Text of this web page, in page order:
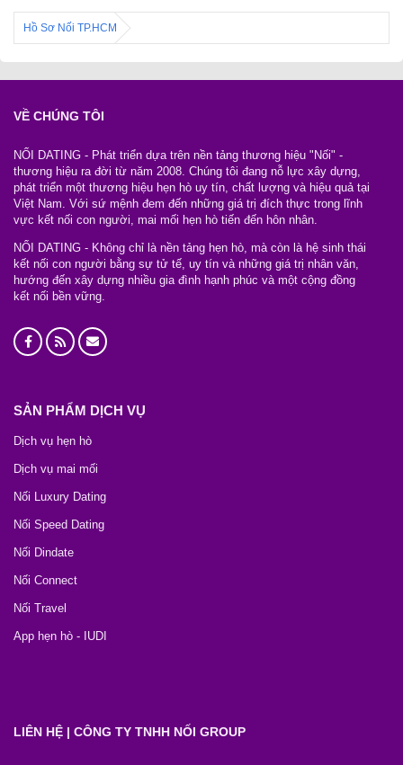
Hồ Sơ Nối TP.HCM
VỀ CHÚNG TÔI
NỐI DATING - Phát triển dựa trên nền tảng thương hiệu "Nối" -
thương hiệu ra đời từ năm 2008. Chúng tôi đang nỗ lực xây dựng,
phát triển một thương hiệu hẹn hò uy tín, chất lượng và hiệu quả tại
Việt Nam. Với sứ mệnh đem đến những giá trị đích thực trong lĩnh
vực kết nối con người, mai mối hẹn hò tiến đến hôn nhân.
NỐI DATING - Không chỉ là nền tảng hẹn hò, mà còn là hệ sinh thái
kết nối con người bằng sự tử tế, uy tín và những giá trị nhân văn,
hướng đến xây dựng nhiều gia đình hạnh phúc và một cộng đồng
kết nối bền vững.
SẢN PHẨM DỊCH VỤ
Dịch vụ hẹn hò
Dịch vụ mai mối
Nối Luxury Dating
Nối Speed Dating
Nối Dindate
Nối Connect
Nối Travel
App hẹn hò - IUDI
LIÊN HỆ | CÔNG TY TNHH NỐI GROUP